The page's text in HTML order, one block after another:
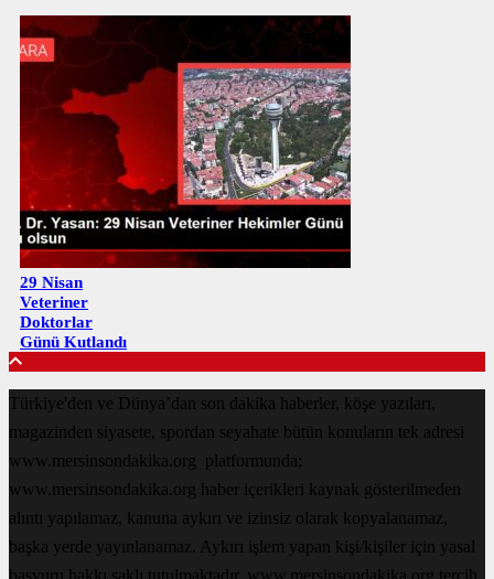
29 Nisan
Veteriner
Doktorlar
Günü Kutlandı
Türkiye'den ve Dünya’dan son dakika haberler, köşe yazıları,
magazinden siyasete, spordan seyahate bütün konuların tek adresi
www.mersinsondakika.org platformunda;
www.mersinsondakika.org haber içerikleri kaynak gösterilmeden
alıntı yapılamaz, kanuna aykırı ve izinsiz olarak kopyalanamaz,
başka yerde yayınlanamaz. Aykırı işlem yapan kişi/kişiler için yasal
başvuru hakkı saklı tutulmaktadır. www.mersinsondakika.org tercih